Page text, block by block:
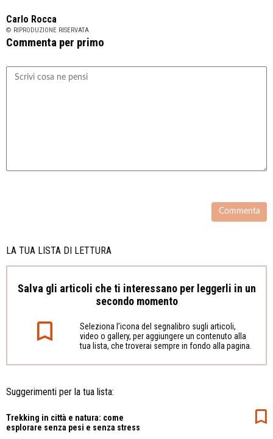
Carlo Rocca
© RIPRODUZIONE RISERVATA
Commenta per primo
LA TUA LISTA DI LETTURA
Salva gli articoli che ti interessano per leggerli in un
secondo momento
Seleziona l’icona del segnalibro sugli articoli,
video o gallery, per aggiungere un contenuto alla
tua lista, che troverai sempre in fondo alla pagina.
Suggerimenti per la tua lista:
Trekking in città e natura: come
esplorare senza pesi e senza stress